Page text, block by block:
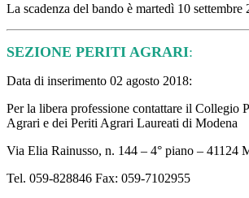
La scadenza del bando è martedì 10 settembre
SEZIONE PERITI AGRARI:
Data di inserimento 02 agosto 2018:
Per la libera professione contattare il Collegio
Agrari e dei Periti Agrari Laureati di Modena
Via Elia Rainusso, n. 144 – 4° piano – 41124
Tel. 059-828846 Fax: 059-7102955